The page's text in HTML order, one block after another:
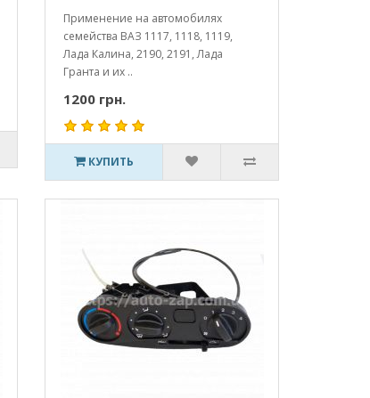
Применение на автомобилях
семейства ВАЗ 1117, 1118, 1119,
Лада Калина, 2190, 2191, Лада
Гранта и их ..
1200 грн.
КУПИТЬ